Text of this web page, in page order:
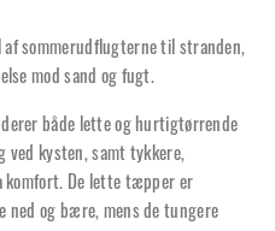
sommerudflugterne til stranden,
mod sand og fugt.
både lette og hurtigtørrende
ved kysten, samt tykkere,
komfort. De lette tæpper er
ned og bære, mens de tungere